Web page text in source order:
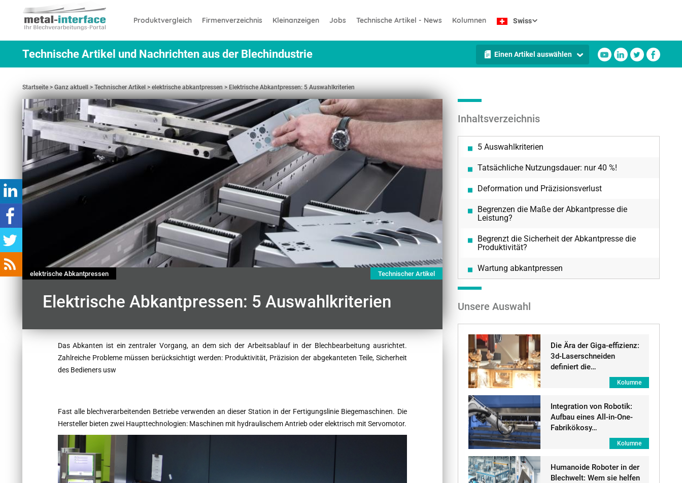
Produktvergleich Firmenverzeichnis Kleinanzeigen Jobs Technische Artikel - News Kolumnen Swiss
Technische Artikel und Nachrichten aus der Blechindustrie Einen Artikel auswählen
Startseite Ganz aktuell Technischer Artikel elektrische abkantpressen Elektrische Abkantpressen: 5 Auswahlkriterien
elektrische Abkantpressen Technischer Artikel
Elektrische Abkantpressen: 5 Auswahlkriterien
Contenu
Das Abkanten ist ein zentraler Vorgang, an dem sich der Arbeitsablauf in der Blechbearbeitung ausrichtet.
Zahlreiche Probleme müssen berücksichtigt werden: Produktivität, Präzision der abgekanteten Teile, Sicherheit
des Bedieners usw
Fast alle blechverarbeitenden Betriebe verwenden an dieser Station in der Fertigungslinie Biegemaschinen. Die
Hersteller bieten zwei Haupttechnologien: Maschinen mit hydraulischem Antrieb oder elektrisch mit Servomotor.
Inhaltsverzeichnis
5 Auswahlkriterien
Tatsächliche Nutzungsdauer: nur 40 %!
Deformation und Präzisionsverlust
Begrenzen die Maße der Abkantpresse die
Leistung?
Begrenzt die Sicherheit der Abkantpresse die
Produktivität?
Wartung abkantpressen
Unsere Auswahl
Die Ära der Giga-effizienz:
3d-Laserschneiden
definiert die…
Kolumne
Integration von Robotik:
Aufbau eines All-in-One-
Fabrikökosy…
Kolumne
Humanoide Roboter in der
Blechwelt: Wem sie helfen